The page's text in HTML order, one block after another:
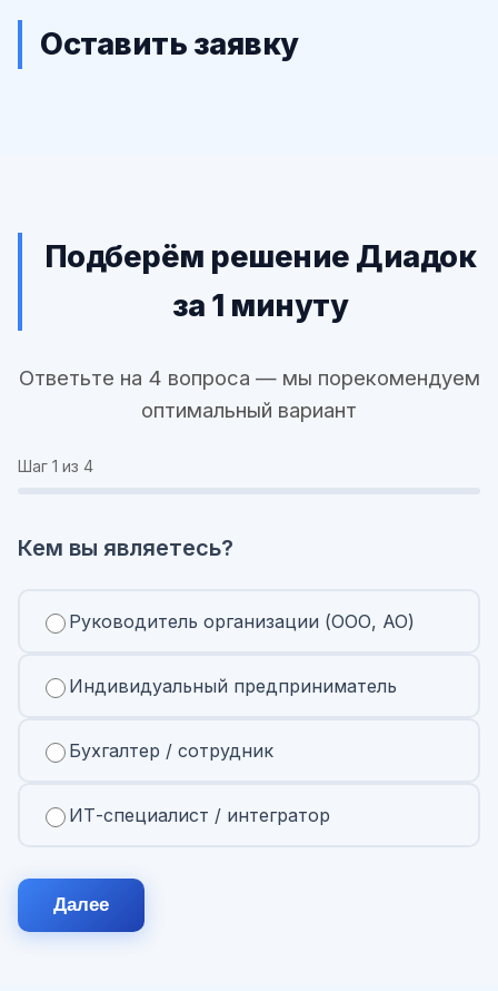
Оставить заявку
Подберём решение Диадок
за 1 минуту
Ответьте на 4 вопроса — мы порекомендуем
оптимальный вариант
Шаг 1 из 4
Кем вы являетесь?
Руководитель организации (ООО, АО)
Индивидуальный предприниматель
Бухгалтер / сотрудник
ИТ-специалист / интегратор
Далее